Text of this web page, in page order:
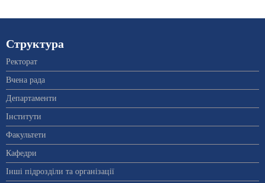
Структура
Ректорат
Вчена рада
Департаменти
Інститути
Факультети
Кафедри
Інші підрозділи та організації